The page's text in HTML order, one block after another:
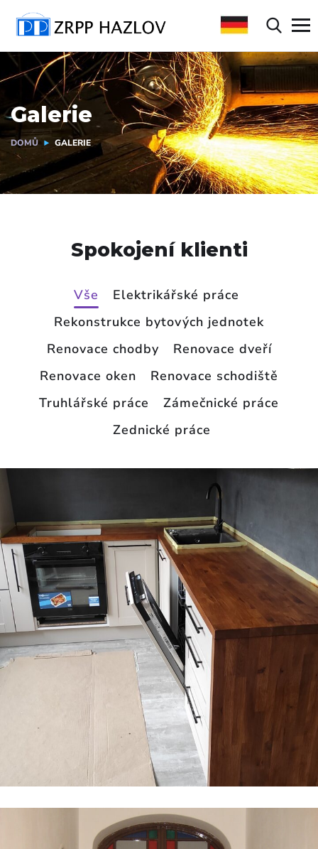
Galerie
DOMŮ GALERIE
Spokojení klienti
Vše
Elektrikářské práce
Rekonstrukce bytových jednotek
Renovace chodby
Renovace dveří
Renovace oken
Renovace schodiště
Truhlářské práce
Zámečnické práce
Zednické práce
Rekonstrukce bytových jednotek